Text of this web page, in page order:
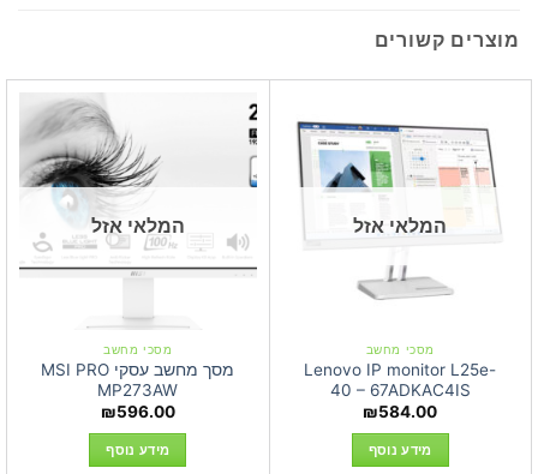
מוצרים קשורים
המלאי אזל
מסכי מחשב
Lenovo IP monitor L25e-
40 – 67ADKAC4IS
₪584.00
מידע נוסף
המלאי אזל
מסכי מחשב
מסך מחשב עסקי MSI PRO
MP273AW
₪596.00
מידע נוסף